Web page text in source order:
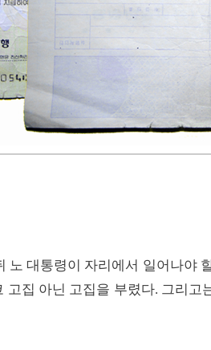
노 대통령이 자리에서 일어나야
집 아닌 고집을 부렸다. 그리